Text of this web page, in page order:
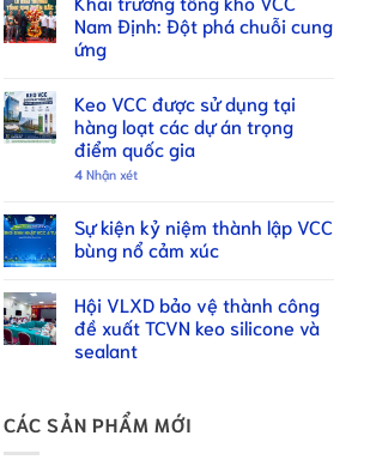
Nam Định: Đột phá chuỗi cung
ứng
Keo VCC được sử dụng tại
hàng loạt các dự án trọng
điểm quốc gia
4 Nhận xét
Sự kiện kỷ niệm thành lập VCC
bùng nổ cảm xúc
Hội VLXD bảo vệ thành công
đề xuất TCVN keo silicone và
sealant
CÁC SẢN PHẨM MỚI